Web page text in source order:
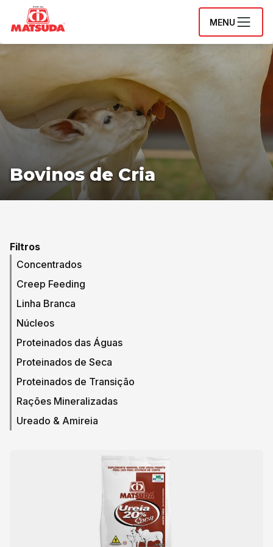
MENU
Bovinos de Cria
Filtros
Concentrados
Creep Feeding
Linha Branca
Núcleos
Proteinados das Águas
Proteinados de Seca
Proteinados de Transição
Rações Mineralizadas
Ureado & Amireia